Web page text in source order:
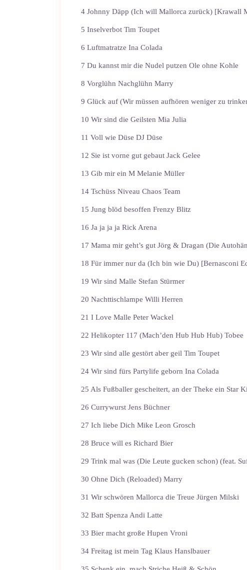
4 Johnny Däpp (Ich will Mallorca zurück) [Krawall
5 Inselverbot Tim Toupet
6 Luftmatratze Ina Colada
7 Du kannst mir die Nudel putzen Ole ohne Kohle
8 Vorglühn Nachglühn Marry
9 Glück auf (Wir müssen aufhören weniger zu
10 Wir sind die Geilsten Mia Julia
11 Voll wie Düse DJ Düse
12 Sie ist vorne gut gebaut Jack Gelee
13 Gib mir ein M Melanie Müller
14 Tschüss Niveau Chaos Team
15 Jung blöd besoffen Frenzy Blitz
16 Ja ja ja ja Rick Arena
17 Mama mir geht’s gut Jörg & Dragan (Die
18 Für immer nur da (Ich bin wie Du) [Bernasconi
19 Wir sind Malle Stefan Stürmer
20 Nachttischlampe Willi Herren
21 I Love Malle Peter Wackel
22 Helikopter 117 (Mach’den Hub Hub Hub) Tobee
23 Wir sind alle gestört aber geil Tim Toupet
24 Wir sind fürs Partylife geborn Ina Colada
25 Als Fußballer gescheitert, an der Theke ein Star
26 Currywurst Jens Büchner
27 Ich liebe Dich Mike Leon Grosch
28 Bruce will es Richard Bier
29 Trink mal was (Die Leute gucken schon) (feat.
30 Ohne Dich (Reloaded) Marry
31 Wir schwören Mallorca die Treue Jürgen Milski
32 Batt Spenza Andi Latte
33 Bier macht große Hupen Vroni
34 Freitag ist mein Tag Klaus Hanslbauer